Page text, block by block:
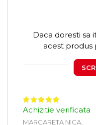
Daca doresti sa
acest produs
Achizitie verificata
MARGARETA NICA,